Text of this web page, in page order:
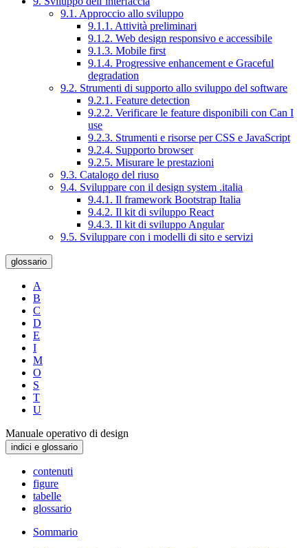
9.1. Approccio allo sviluppo
9.1.1. Attività preliminari
9.1.2. Web design responsivo e accessibile
9.1.3. Mobile first
9.1.4. Progressive enhancement e Graceful
degradation
9.2. Strumenti di supporto allo sviluppo del software
9.2.1. Feature detection
9.2.2. Verificare le feature disponibili con Can I
use
9.2.3. Strumenti e risorse per CSS e JavaScript
9.2.4. Supporto browser
9.2.5. Misurare le prestazioni
9.3. Catalogo del riuso
9.4. Sviluppare con il design system .italia
9.4.1. Il framework Bootstrap Italia
9.4.2. Il kit di sviluppo React
9.4.3. Il kit di sviluppo Angular
9.5. Sviluppare con i modelli di sito e servizi
glossario
A
B
C
D
E
I
M
O
S
T
U
Manuale operativo di design
indici e glossario
contenuti
figure
tabelle
glossario
Sommario